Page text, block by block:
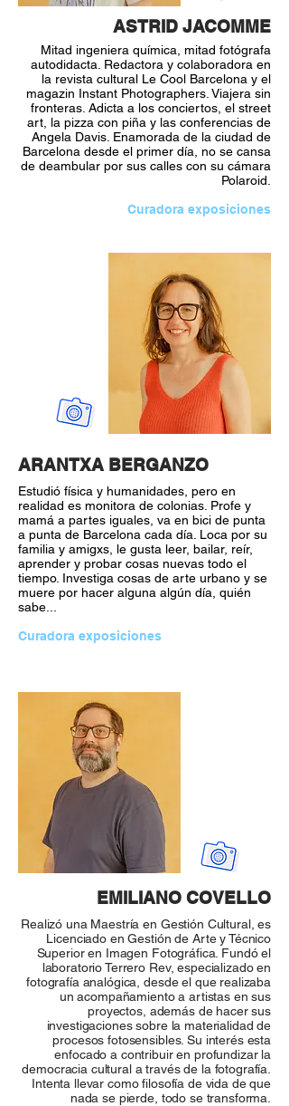
ASTRID JACOMME
Mitad ingeniera química, mitad fotógrafa
autodidacta. Redactora y colaboradora en
la revista cultural Le Cool Barcelona y el
magazin Instant Photographers. Viajera sin
fronteras. Adicta a los conciertos, el street
art, la pizza con piña y las conferencias de
Angela Davis. Enamorada de la ciudad de
Barcelona desde el primer día, no se cansa
de deambular por sus calles con su cámara
Polaroid.
Curadora exposiciones
ARANTXA BERGANZO
Estudió física y humanidades, pero en
realidad es monitora de colonias. Profe y
mamá a partes iguales, va en bici de punta
a punta de Barcelona cada día. Loca por su
familia y amigxs, le gusta leer, bailar, reír,
aprender y probar cosas nuevas todo el
tiempo. Investiga cosas de arte urbano y se
muere por hacer alguna algún día, quién
sabe...
Curadora exposiciones
EMILIANO COVELLO
Realizó una Maestría en Gestión Cultural, es
Licenciado en Gestión de Arte y Técnico
Superior en Imagen Fotográfica. Fundó el
laboratorio Terrero Rev, especializado en
fotografía analógica, desde el que realizaba
un acompañamiento a artistas en sus
proyectos, además de hacer sus
investigaciones sobre la materialidad de
procesos fotosensibles. Su interés esta
enfocado a contribuir en profundizar la
democracia cultural a través de la fotografía.
Intenta llevar como filosofía de vida de que
nada se pierde, todo se transforma.